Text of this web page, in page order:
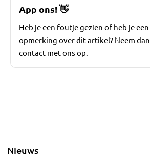
App ons! 👋
Heb je een foutje gezien of heb je een
opmerking over dit artikel? Neem dan
contact met ons op.
Nieuws